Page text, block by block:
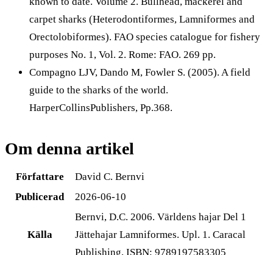
carpet sharks (Heterodontiformes, Lamniformes and
Orectolobiformes). FAO species catalogue for fishery
purposes No. 1, Vol. 2. Rome: FAO. 269 pp.
Compagno LJV, Dando M, Fowler S. (2005). A field
guide to the sharks of the world.
HarperCollinsPublishers, Pp.368.
Om denna artikel
Författare
David C. Bernvi
Publicerad
2026-06-10
Källa
Bernvi, D.C. 2006. Världens hajar Del 1
Jättehajar Lamniformes. Upl. 1. Caracal
Publishing. ISBN: 9789197583305